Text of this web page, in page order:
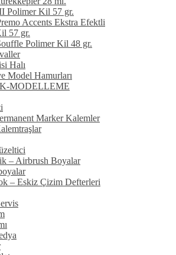
Polimer Kil 57 gr.
Accents Ekstra Efektli
57 gr.
Polimer Kil 48 gr.
Halı
Model Hamurları
MODELLEME
Marker Kalemler
– Airbrush Boyalar
– Eskiz Çizim Defterleri